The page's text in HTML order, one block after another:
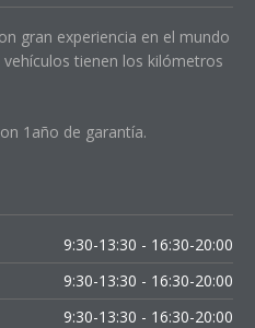
gran experiencia en el mundo
tienen los kilómetros
1año de garantía.
9:30-13:30 - 16:30-20:00
9:30-13:30 - 16:30-20:00
9:30-13:30 - 16:30-20:00